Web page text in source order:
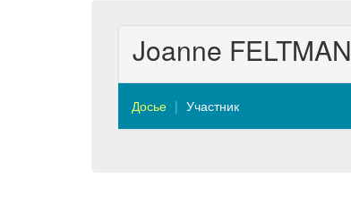
Joanne FELTMAN
Досье Участник